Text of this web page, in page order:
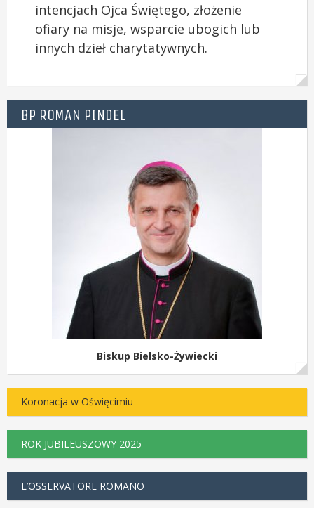
intencjach Ojca Świętego, złożenie
ofiary na misje, wsparcie ubogich lub
innych dzieł charytatywnych.
BP ROMAN PINDEL
Biskup Bielsko-Żywiecki
Koronacja w Oświęcimiu
ROK JUBILEUSZOWY 2025
L’OSSERVATORE ROMANO